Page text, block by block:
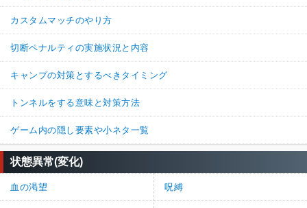
カスタムマッチのやり方
切断ペナルティの実施状況と内容
キャンプの対策とするべきタイミング
トンネルをする意味と対策方法
ゲーム内の隠し要素や小ネタ一覧
状態異常(変化)
血の渇望 呪縛